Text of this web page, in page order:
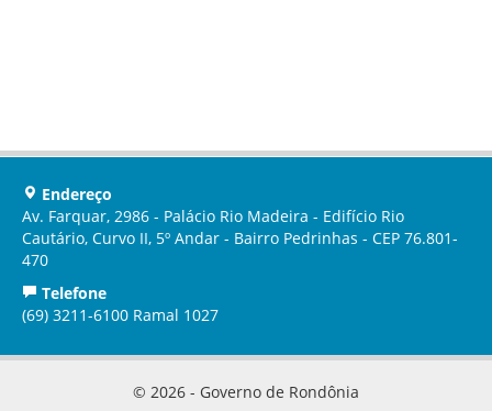
Endereço
Av. Farquar, 2986 - Palácio Rio Madeira - Edifício Rio
Cautário, Curvo II, 5º Andar - Bairro Pedrinhas - CEP 76.801-
470
Telefone
(69) 3211-6100 Ramal 1027
© 2026 - Governo de Rondônia